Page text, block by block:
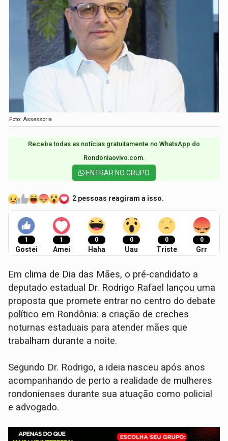
Foto: Assessoria
Receba todas as notícias gratuitamente no WhatsApp do
Rondoniaovivo.com.​
ENTRAR NO GRUPO
2 pessoas reagiram a isso.
1
Gostei
1
Amei
0
Haha
0
Uau
0
Triste
0
Grr
Em clima de Dia das Mães, o pré-candidato a
deputado estadual Dr. Rodrigo Rafael lançou uma
proposta que promete entrar no centro do debate
político em Rondônia: a criação de creches
noturnas estaduais para atender mães que
trabalham durante a noite.
Segundo Dr. Rodrigo, a ideia nasceu após anos
acompanhando de perto a realidade de mulheres
rondonienses durante sua atuação como policial
e advogado.